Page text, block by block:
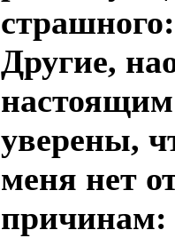
Другие,
уверены,
меня нет
причинам: